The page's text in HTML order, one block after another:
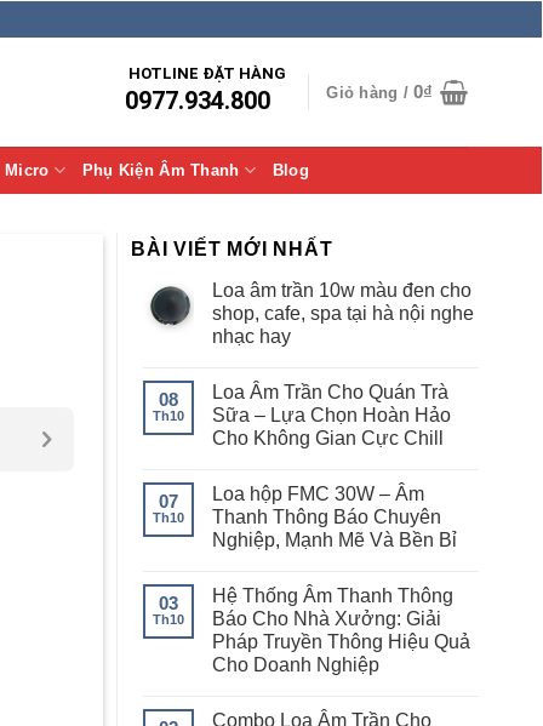
HOTLINE ĐẶT HÀNG
0977.934.800 Giỏ hàng /0₫
Micro Phụ Kiện Âm Thanh Blog
BÀI VIẾT MỚI NHẤT
Loa âm trần 10w màu đen cho
shop, cafe, spa tại hà nội nghe
nhạc hay
08
Th10
Loa Âm Trần Cho Quán Trà
Sữa – Lựa Chọn Hoàn Hảo
Cho Không Gian Cực Chill
07
Th10
Loa hộp FMC 30W – Âm
Thanh Thông Báo Chuyên
Nghiệp, Mạnh Mẽ Và Bền Bỉ
03
Th10
Hệ Thống Âm Thanh Thông
Báo Cho Nhà Xưởng: Giải
Pháp Truyền Thông Hiệu Quả
Cho Doanh Nghiệp
Combo Loa Âm Trần Cho